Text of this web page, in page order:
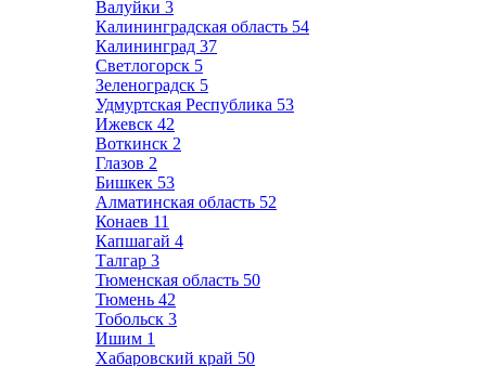
Валуйки 3
Калининградская область 54
Калининград 37
Светлогорск 5
Зеленоградск 5
Удмуртская Республика 53
Ижевск 42
Воткинск 2
Глазов 2
Бишкек 53
Алматинская область 52
Конаев 11
Капшагай 4
Талгар 3
Тюменская область 50
Тюмень 42
Тобольск 3
Ишим 1
Хабаровский край 50